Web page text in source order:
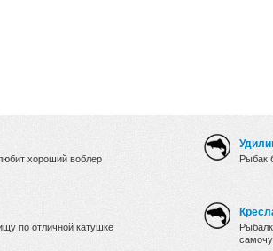
хороший воблер
по отличной катушке
Рыбак